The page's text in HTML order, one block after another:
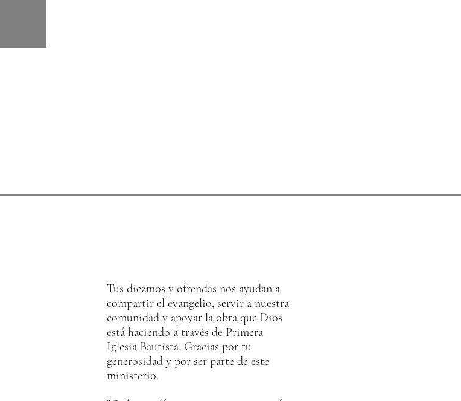
Tus diezmos y ofrendas nos ayudan a
compartir el evangelio, servir a nuestra
comunidad y apoyar la obra que Dios
está haciendo a través de Primera
Iglesia Bautista. Gracias por tu
generosidad y por ser parte de este
ministerio.